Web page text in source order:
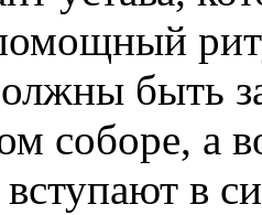
быть
соборе, а
в